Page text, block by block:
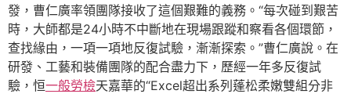
發，曹仁廣率領團隊接收了這個艱難的義務。“每次碰到艱苦
時，大師都是24小時不中斷地在現場跟蹤和察看各個環節，
查找緣由，一項一項地反復試驗，漸漸探索。”曹仁廣說。在
研發、工藝和裝備團隊的配合盡力下，歷經一年多反復試
驗，恒一般勞檢天嘉華的“Excel超出系列蓬松柔嫩雙組分非